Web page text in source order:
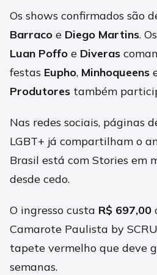
Os shows confirmados são
Barraco e Diego Martins.
Luan Poffo e Diveras
festas Eupho, Minhoqueens
Produtores também
Nas redes sociais, páginas
LGBT+ já compartilham o
Brasil está com Stories em
desde cedo.
O ingresso custa R$ 697,00
Camarote Paulista by
tapete vermelho que deve
semanas.